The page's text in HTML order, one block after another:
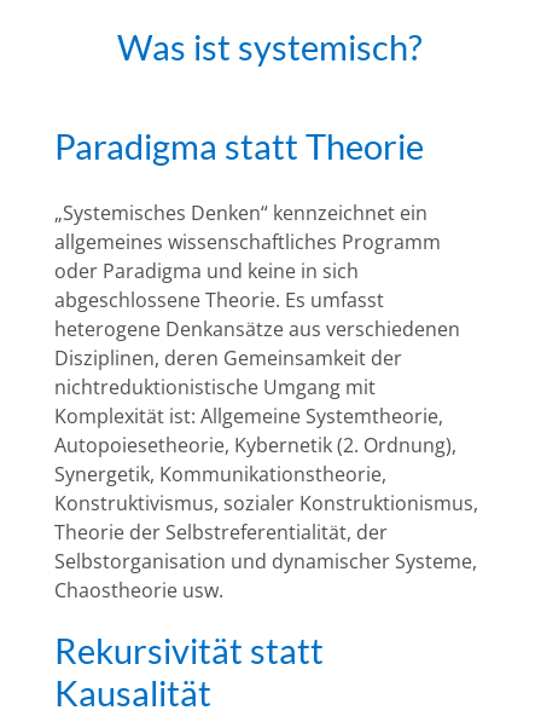
Was ist systemisch?
Paradigma statt Theorie
„Systemisches Denken“ kennzeichnet ein
allgemeines wissenschaftliches Programm
oder Paradigma und keine in sich
abgeschlossene Theorie. Es umfasst
heterogene Denkansätze aus verschiedenen
Disziplinen, deren Gemeinsamkeit der
nichtreduktionistische Umgang mit
Komplexität ist: Allgemeine Systemtheorie,
Autopoiesetheorie, Kybernetik (2. Ordnung),
Synergetik, Kommunikationstheorie,
Konstruktivismus, sozialer Konstruktionismus,
Theorie der Selbstreferentialität, der
Selbstorganisation und dynamischer Systeme,
Chaostheorie usw.
Rekursivität statt
Kausalität